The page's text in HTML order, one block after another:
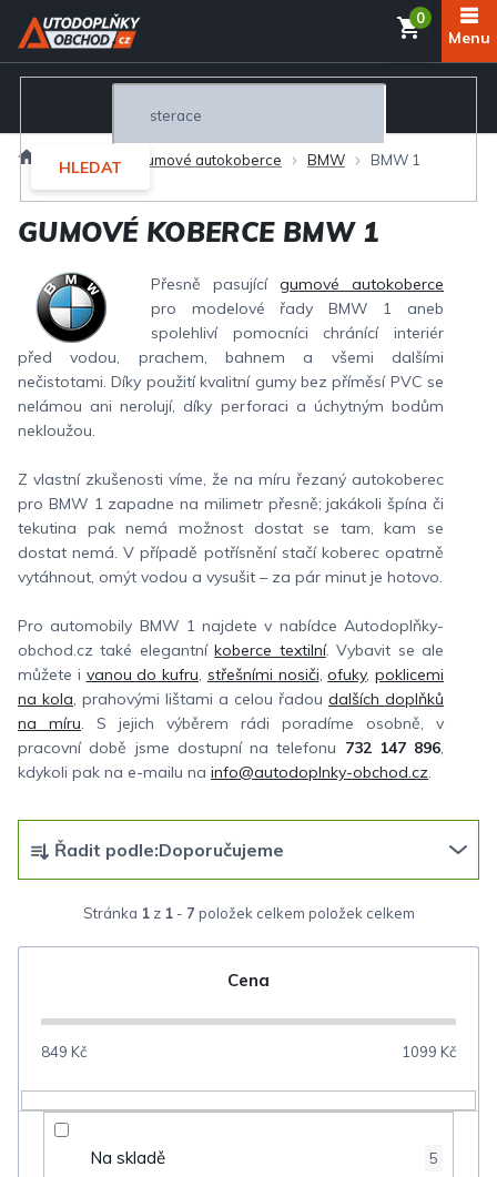
Přejít
obsah
HLEDAT
Interiér Gumové autokoberce BMW BMW 1
GUMOVÉ KOBERCE BMW 1
Přesně pasující gumové autokoberce
pro modelové řady BMW 1 aneb
spolehliví pomocníci chránící interiér
před vodou, prachem, bahnem a všemi dalšími
nečistotami. Díky použití kvalitní gumy bez příměsí PVC se
nelámou ani nerolují, díky perforaci a úchytným bodům
nekloužou.
Z vlastní zkušenosti víme, že na míru řezaný autokoberec
pro BMW 1 zapadne na milimetr přesně; jakákoli špína či
tekutina pak nemá možnost dostat se tam, kam se
dostat nemá. V případě potřísnění stačí koberec opatrně
vytáhnout, omýt vodou a vysušit – za pár minut je hotovo.
Pro automobily BMW 1 najdete v nabídce Autodoplňky-
obchod.cz také elegantníkoberce textilní. Vybavit se ale
můžete i vanou do kufru, střešními nosiči,ofuky, poklicemi
na kola, prahovými lištami a celou řadou dalších doplňků
na míru. S jejich výběrem rádi poradíme osobně, v
pracovní době jsme dostupní na telefonu 732 147 896,
kdykoli pak na e-mailu na info@autodoplnky-obchod.cz.
Stránka 1z 1- 7 položek celkem
a
e
o
Řadit podle:Doporučujeme
Cena
849 Kč 1099 Kč
Na skladě 5